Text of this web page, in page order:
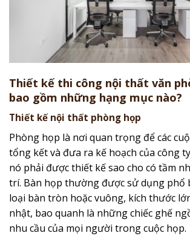
Thiết kế thi công nội thất văn
bao gồm những hạng mục nào?
Thiết kế nội thất phòng họp
Phòng họp là nơi quan trọng để các
tổng kết và đưa ra kế hoạch của công
nó phải được thiết kế sao cho có tầm
trí. Bàn họp thường được sử dụng phổ
loại bàn tròn hoặc vuông, kích thước
nhật, bao quanh là những chiếc ghế
nhu cầu của mọi người trong cuộc họp.